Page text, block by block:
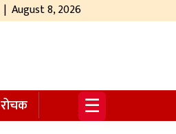
| August 8, 2026
☰
रोचक